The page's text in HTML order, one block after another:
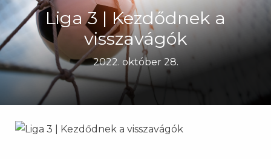
Liga 3 | Kezdődnek a
visszavágók
2022. október 28.